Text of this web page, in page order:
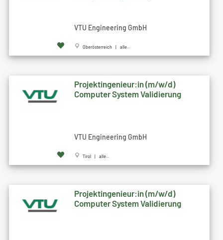
VTU Engineering GmbH
Oberösterreich | alle...
Projektingenieur:in (m/w/d)
Computer System Validierung
VTU Engineering GmbH
Tirol | alle...
Projektingenieur:in (m/w/d)
Computer System Validierung